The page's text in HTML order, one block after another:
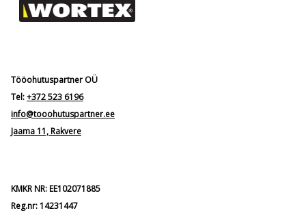
Tööohutuspartner OÜ
Tel:+372 523 6196
info@tooohutuspartner.ee
Jaama 11, Rakvere
KMKR NR: EE102071885
Reg.nr: 14231447